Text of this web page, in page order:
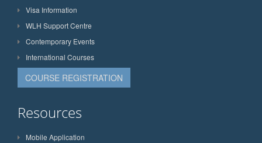
Visa Information
WLH Support Centre
Contemporary Events
International Courses
COURSE REGISTRATION
Resources
Mobile Application